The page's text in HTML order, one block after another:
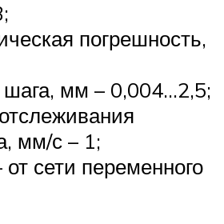
погрешность,
мм – 0,004…2,5;
мм/с – 1;
сети переменного